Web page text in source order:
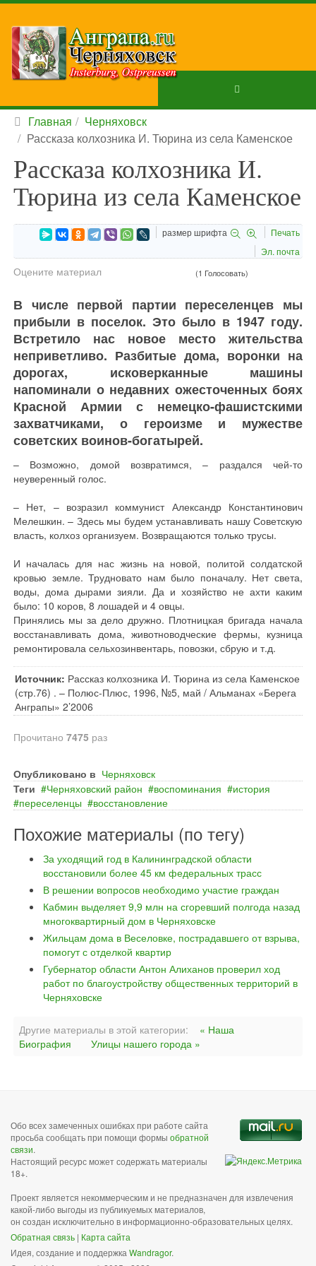
Главная
Черняховск
Рассказа колхозника И. Тюрина из села Каменское
Рассказа колхозника И.
Тюрина из села Каменское
размер шрифта
Печать
Эл. почта
Оцените материал (1 Голосовать)
В числе первой партии переселенцев мы
прибыли в поселок. Это было в 1947 году.
Встретило нас новое место жительства
неприветливо. Разбитые дома, воронки на
дорогах, исковерканные машины
напоминали о недавних ожесточенных боях
Красной Армии с немецко-фашистскими
захватчиками, о героизме и мужестве
советских воинов-богатырей.
– Возможно, домой возвратимся, – раздался чей-то
неуверенный голос.
– Нет, – возразил коммунист Александр Константинович
Мелешкин. – Здесь мы будем устанавливать нашу Советскую
власть, колхоз организуем. Возвращаются только трусы.
И началась для нас жизнь на новой, политой солдатской
кровью земле. Трудновато нам было поначалу. Нет света,
воды, дома дырами зияли. Да и хозяйство не ахти каким
было: 10 коров, 8 лошадей и 4 овцы.
Принялись мы за дело дружно. Плотницкая бригада начала
восстанавливать дома, животноводческие фермы, кузница
ремонтировала сельхозинвентарь, повозки, сбрую и т.д.
Источник: Рассказ колхозника И. Тюрина из села Каменское
(стр.76) . – Полюс-Плюс, 1996, №5, май / Альманах «Берега
Анграпы» 2’2006
Прочитано 7475 раз
Опубликовано в Черняховск
Теги
Черняховский район воспоминания
история
переселенцы
восстановление
Похожие материалы (по тегу)
За уходящий год в Калининградской области
восстановили более 45 км федеральных трасс
В решении вопросов необходимо участие граждан
Кабмин выделяет 9,9 млн на сгоревший полгода назад
многоквартирный дом в Черняховске
Жильцам дома в Веселовке, пострадавшего от взрыва,
помогут с отделкой квартир
Губернатор области Антон Алиханов проверил ход
работ по благоустройству общественных территорий в
Черняховске
Другие материалы в этой категории:
« Наша
Биография
Улицы нашего города »
Обо всех замеченных ошибках при работе сайта
просьба сообщать при помощи формы обратной
связи.
Настоящий ресурс может содержать материалы
18+.
Проект является некоммерческим и не предназначен для извлечения
какой-либо выгоды из публикуемых материалов,
он создан исключительно в информационно-образовательных целях.
Обратная связь | Карта сайта
Идея, создание и поддержка Wandragor.